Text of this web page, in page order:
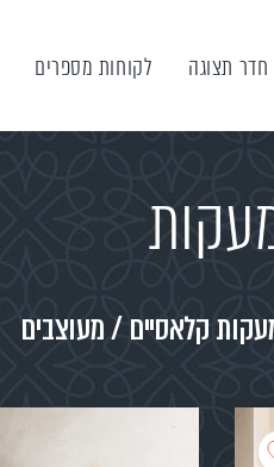
חדר תצוגה לקוחות מספרים
קלאסיים / מעוצבים